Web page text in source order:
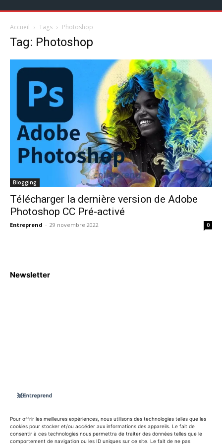
Pour offrir les meilleures expériences, nous utilisons des technologies telles que les
cookies pour stocker et/ou accéder aux informations des appareils. Le fait de
consentir à ces technologies nous permettra de traiter des données telles que le
comportement de navigation ou les ID uniques sur ce site. Le fait de ne pas
Accueil Tags Photoshop
Tag: Photoshop
Blogging
Télécharger la dernière version de Adobe
Photoshop CC Pré-activé
Entreprend - 29 novembre 2022 0
info@entreprend.net
Newsletter